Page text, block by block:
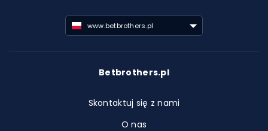
www.betbrothers.pl
Betbrothers.pl
Skontaktuj się z nami
O nas